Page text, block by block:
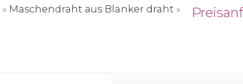
» Maschendraht aus Blanker draht » Masche